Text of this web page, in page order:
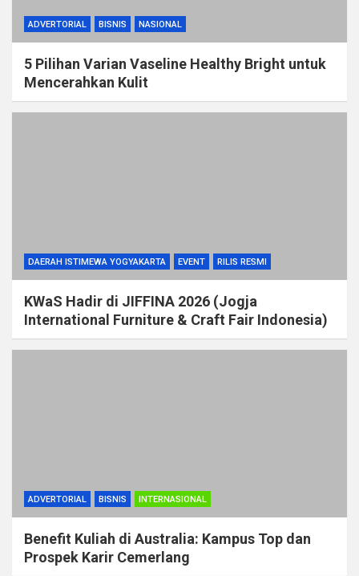
ADVERTORIAL BISNIS NASIONAL
5 Pilihan Varian Vaseline Healthy Bright untuk
Mencerahkan Kulit
DAERAH ISTIMEWA YOGYAKARTA EVENT RILIS RESMI
KWaS Hadir di JIFFINA 2026 (Jogja
International Furniture & Craft Fair Indonesia)
ADVERTORIAL BISNIS INTERNASIONAL
Benefit Kuliah di Australia: Kampus Top dan
Prospek Karir Cemerlang